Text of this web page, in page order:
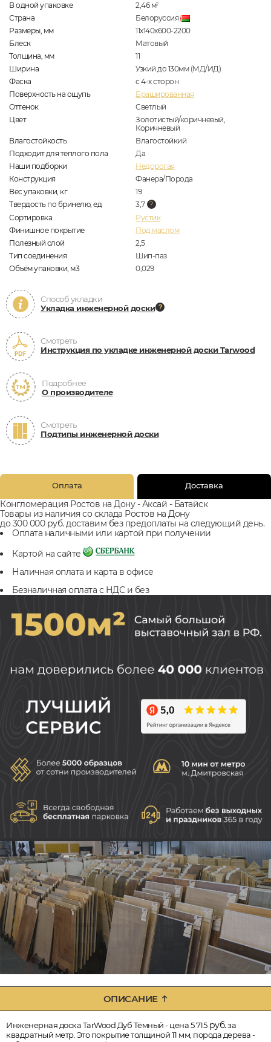
В одной упаковке
2,46 м2
Страна
Белоруссия
Размеры, мм
11х140х600-2200
Блеск
Матовый
Толщина, мм
11
Ширина
Узкий до 130мм (МД/ИД)
Фаска
с 4-х сторон
Поверхность на ощупь
Брашированная
Оттенок
Светлый
Цвет
Золотистый/коричневый,
Коричневый
Влагостойкость
Влагостойкий
Подходит для теплого пола
Да
Наши подборки
Недорогая
Конструкция
Фанера/Порода
Вес упаковки, кг
19
Твердость по бринелю, ед
3,7
Сортировка
Рустик
Финишное покрытие
Под маслом
Полезный слой
2,5
Тип соединения
Шип-паз
Объём упаковки, м3
0,029
Способ укладки
Укладка инженерной доски
Смотреть
Инструкция по укладке инженерной доски Tarwood
Подробнее
О производителе
Смотреть
Подтипы инженерной доски
Оплата Доставка
Конгломерация Ростов на Дону - Аксай - Батайск
Товары из наличия со склада Ростов на Дону
до 300 000 руб. доставим без предоплаты на следующий день.
Оплата наличными или картой при получении
Картой на сайте
Наличная оплата и карта в офисе
Безналичная оплата с НДС и без
ОПИСАНИЕ
Инженерная доска TarWood Дуб Тёмный - цена 5 715руб.за
квадратный метр. Это покрытие толщиной 11 мм, порода дерева -